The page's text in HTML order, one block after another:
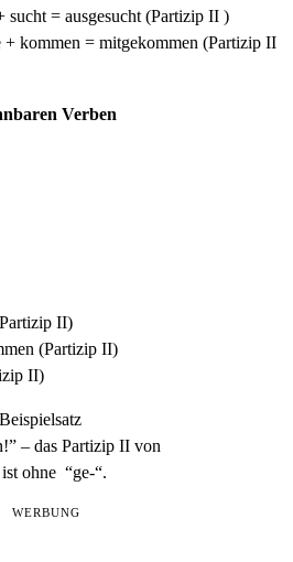
sucht = ausgesucht (Partizip II )
kommen = mitgekommen (Partizip II
Verben
II)
(Partizip II)
II)
– das Partizip II von
ohne “ge-“.
WERBUNG